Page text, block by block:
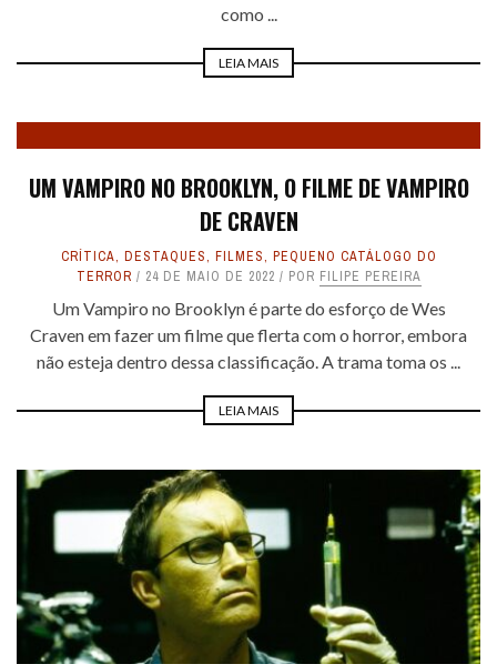
como ...
LEIA MAIS
UM VAMPIRO NO BROOKLYN, O FILME DE VAMPIRO
DE CRAVEN
CRÍTICA, DESTAQUES, FILMES, PEQUENO CATÁLOGO DO
TERROR
24 DE MAIO DE 2022 POR FILIPE PEREIRA
Um Vampiro no Brooklyn é parte do esforço de Wes
Craven em fazer um filme que flerta com o horror, embora
não esteja dentro dessa classificação. A trama toma os ...
LEIA MAIS